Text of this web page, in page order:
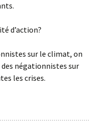
d’action?
sur le climat, on
négationnistes sur
les crises.